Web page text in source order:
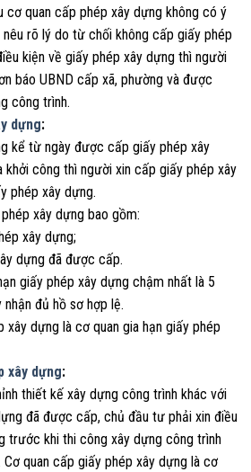
cơ quan cấp phép xây dựng không có ý
rõ lý do từ chối không cấp giấy phép
kiện về giấy phép xây dựng thì người
báo UBND cấp xã, phường và được
công trình.
dựng:
kể từ ngày được cấp giấy phép xây
công thì người xin cấp giấy phép xây
phép xây dựng.
xây dựng bao gồm:
xây dựng;
dựng đã được cấp.
giấy phép xây dựng chậm nhất là 5
đủ hồ sơ hợp lệ.
xây dựng là cơ quan gia hạn giấy phép
xây dựng:
thiết kế xây dựng công trình khác với
đã được cấp, chủ đầu tư phải xin điều
trước khi thi công xây dựng công trình
quan cấp giấy phép xây dựng là cơ